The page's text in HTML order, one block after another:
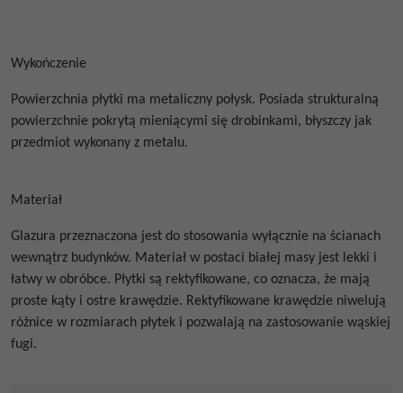
Wykończenie
Powierzchnia płytki ma metaliczny połysk. Posiada strukturalną
powierzchnie pokrytą mieniącymi się drobinkami, błyszczy jak
przedmiot wykonany z metalu.
Materiał
Glazura przeznaczona jest do stosowania wyłącznie na ścianach
wewnątrz budynków. Materiał w postaci białej masy jest lekki i
łatwy w obróbce. Płytki są rektyfikowane, co oznacza, że mają
proste kąty i ostre krawędzie. Rektyfikowane krawędzie niwelują
różnice w rozmiarach płytek i pozwalają na zastosowanie wąskiej
fugi.